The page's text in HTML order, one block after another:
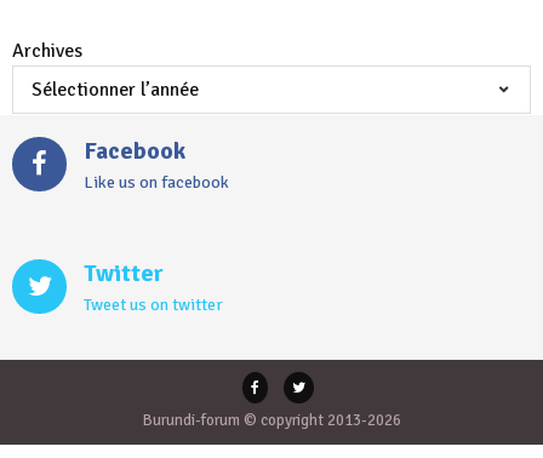
Archives
Facebook
Like us on facebook
Twitter
Tweet us on twitter
Burundi-forum © copyright 2013-2026